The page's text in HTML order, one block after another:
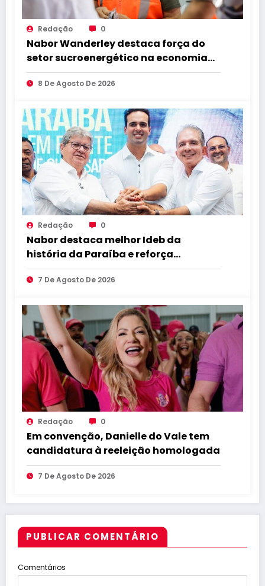
Redação 0
Nabor Wanderley destaca força do
setor sucroenergético na economia
da Paraíba durante visita à Destilaria
Tabu
8 De Agosto De 2026
Redação 0
Nabor destaca melhor Ideb da
história da Paraíba e reforça
compromisso com educação de
qualidade
7 De Agosto De 2026
Redação 0
Em convenção, Danielle do Vale tem
candidatura à reeleição homologada
7 De Agosto De 2026
PUBLICAR COMENTÁRIO
Comentários